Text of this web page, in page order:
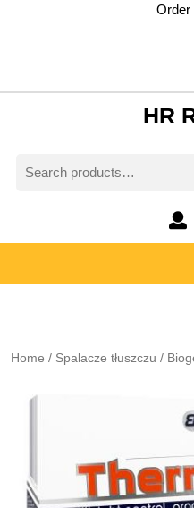
Order
HR
for:
Home / Spalacze tłuszczu /